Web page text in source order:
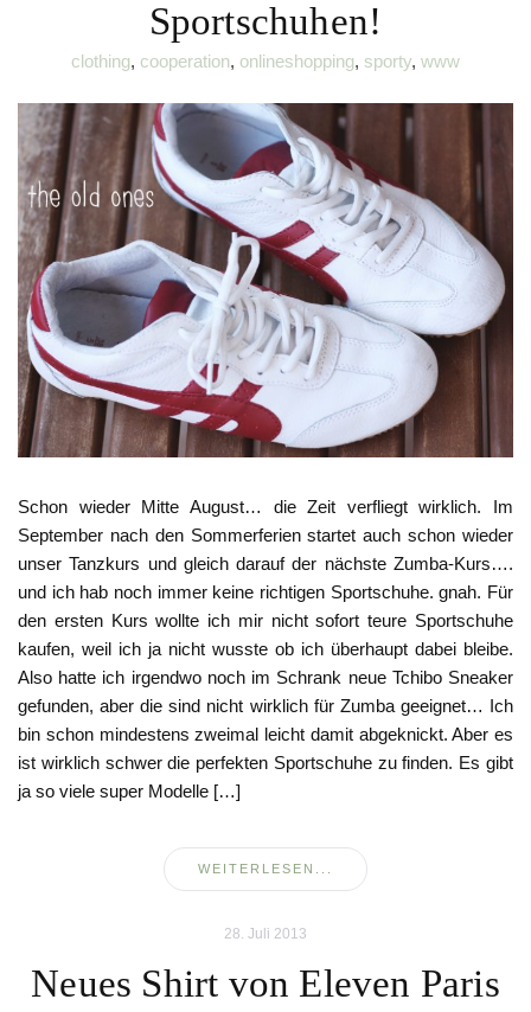
Sportschuhen!
clothing, cooperation, onlineshopping, sporty, www
Schon wieder Mitte August… die Zeit verfliegt wirklich. Im
September nach den Sommerferien startet auch schon wieder
unser Tanzkurs und gleich darauf der nächste Zumba-Kurs….
und ich hab noch immer keine richtigen Sportschuhe. gnah. Für
den ersten Kurs wollte ich mir nicht sofort teure Sportschuhe
kaufen, weil ich ja nicht wusste ob ich überhaupt dabei bleibe.
Also hatte ich irgendwo noch im Schrank neue Tchibo Sneaker
gefunden, aber die sind nicht wirklich für Zumba geeignet… Ich
bin schon mindestens zweimal leicht damit abgeknickt. Aber es
ist wirklich schwer die perfekten Sportschuhe zu finden. Es gibt
ja so viele super Modelle […]
WEITERLESEN...
28. Juli 2013
Neues Shirt von Eleven Paris